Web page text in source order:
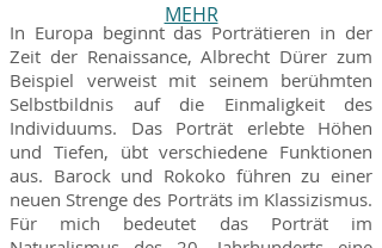
MEHR
In Europa beginnt das Porträtieren in der
Zeit der Renaissance, Albrecht Dürer zum
Beispiel verweist mit seinem berühmten
Selbstbildnis auf die Einmaligkeit des
Individuums. Das Porträt erlebte Höhen
und Tiefen, übt verschiedene Funktionen
aus. Barock und Rokoko führen zu einer
neuen Strenge des Porträts im Klassizismus.
Für mich bedeutet das Porträt im